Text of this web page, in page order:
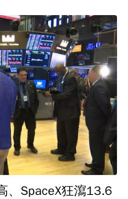
、SpaceX狂瀉13.6